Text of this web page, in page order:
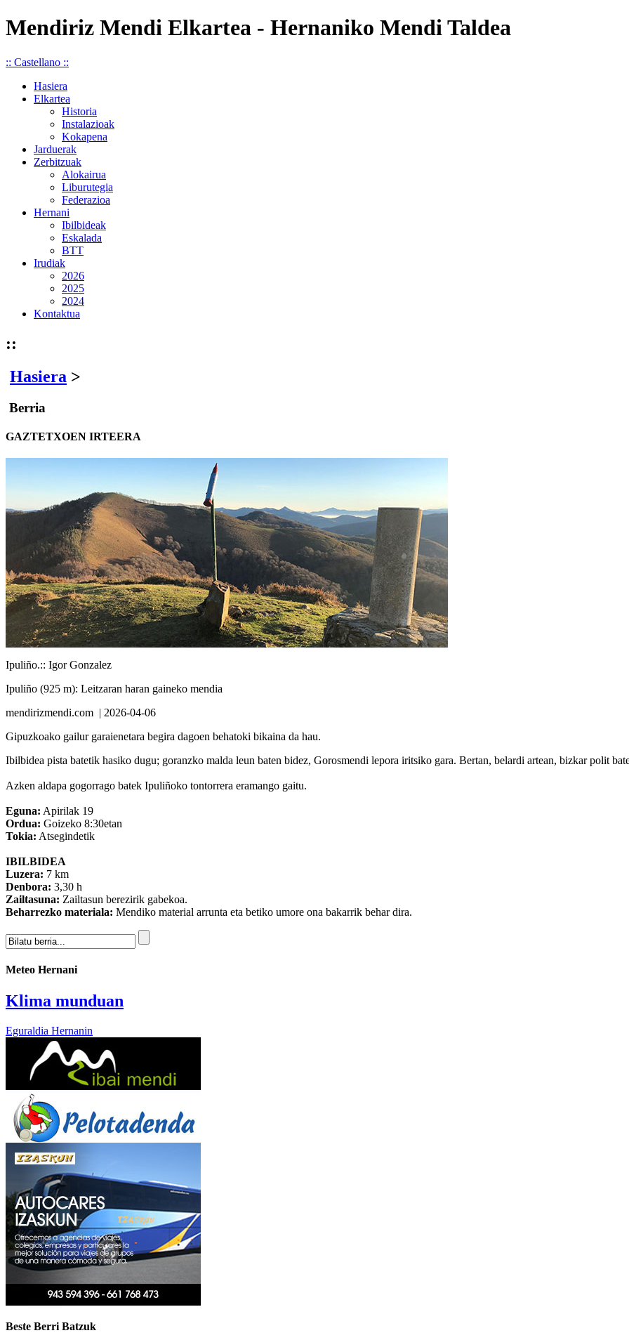
Mendiriz Mendi Elkartea - Hernaniko Mendi Taldea
:: Castellano ::
Hasiera
Elkartea
Historia
Instalazioak
Kokapena
Jarduerak
Zerbitzuak
Alokairua
Liburutegia
Federazioa
Hernani
Ibilbideak
Eskalada
BTT
Irudiak
2026
2025
2024
Kontaktua
::
Hasiera >
Berria
GAZTETXOEN IRTEERA
Ipuliño.:: Igor Gonzalez
Ipuliño (925 m): Leitzaran haran gaineko mendia
mendirizmendi.com | 2026-04-06
Gipuzkoako gailur garaienetara begira dagoen behatoki bikaina da hau.
Ibilbidea pista batetik hasiko dugu; goranzko malda leun baten bidez, Gorosmendi lepora iritsiko gara. Bertan, belardi artean, bizkar polit
Azken aldapa gogorrago batek Ipuliñoko tontorrera eramango gaitu.
Eguna: Apirilak 19
Ordua: Goizeko 8:30etan
Tokia: Atsegindetik
IBILBIDEA
Luzera: 7 km
Denbora: 3,30 h
Zailtasuna: Zailtasun berezirik gabekoa.
Beharrezko materiala: Mendiko material arrunta eta betiko umore ona bakarrik behar dira.
Meteo Hernani
Klima munduan
Eguraldia Hernanin
Beste Berri Batzuk